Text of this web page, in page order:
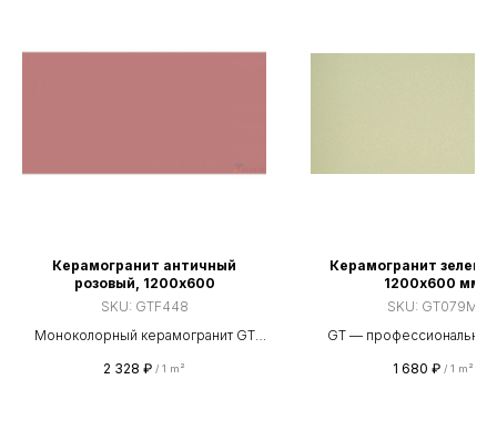
Керамогранит античный
розовый, 1200х600
SKU: GTF448
Моноколорный керамогранит GT
решений. Класс износостойкости PEI
2 328 ₽ / 1 m²
Керамогранит
1200х600 мм
SKU: GT079M
GT —
износостойкости PEI
1 680 ₽ / 1 m²